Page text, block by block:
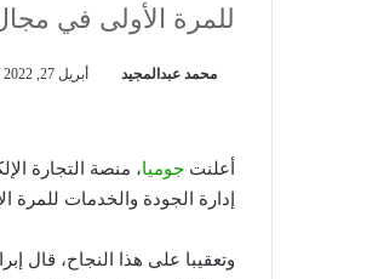
للمرة الأولى في
محمد عبدالمجيد أبريل 27, 2022
أعلنت جوميا
إدارة الجودة والخدمات للمرة
وتعقيبا على هذا النجاح، قال